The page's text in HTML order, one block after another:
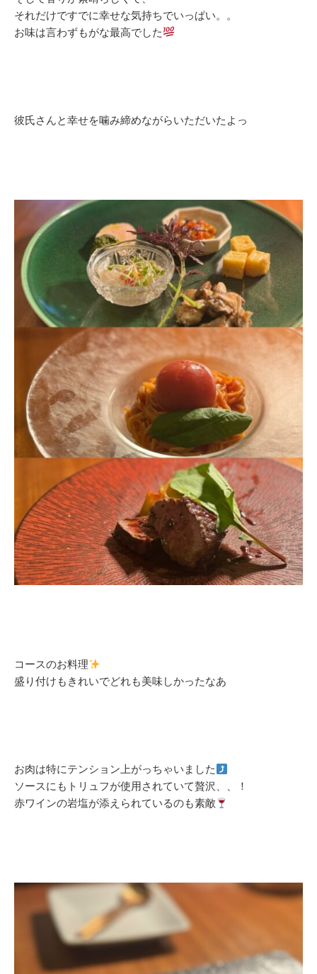
それだけですでに幸せな気持ちでいっぱい。。
お味は言わずもがな最高でした
彼氏さんと幸せを噛み締めながらいただいたよっ
コースのお料理
盛り付けもきれいでどれも美味しかったなあ
お肉は特にテンション上がっちゃいました
ソースにもトリュフが使用されていて贅沢、、！
赤ワインの岩塩が添えられているのも素敵